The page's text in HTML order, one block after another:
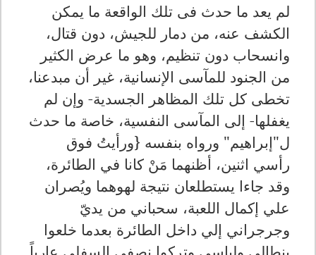
لم يعد ما حدث فى تلك الواقعة ما يمكن
الكشف عنه، من دمار للجيش، دون قتال،
وانسحاب دون تنظيم، وهو ما عرض الكثير
من الجنود للمآسى الإنسانية، غير أن مبدعنا،
تخطى كل تلك المظاهر الجسدية- وإن لم
يغفلها- إلى المآسى النفسية، خاصة ما حدث
ل"إبراهيم" ورواه بنفسه {ورأيتُ فوق
رأسي اثنين، أظنهما مَنْ كانا في الطائرة،
وقد جاءا يستطلعان نتيجة لهوهما ويُصران
علي إكمال اللعبة، سحباني من يديّ
وجرجراني إلي داخل الطائرة بعدما خلعوا